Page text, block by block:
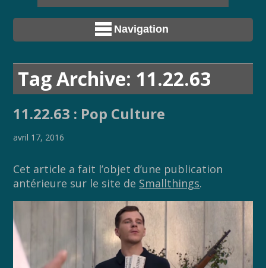
Navigation
Tag Archive: 11.22.63
11.22.63 : Pop Culture
avril 17, 2016
Cet article a fait l’objet d’une publication
antérieure sur le site de Smallthings.